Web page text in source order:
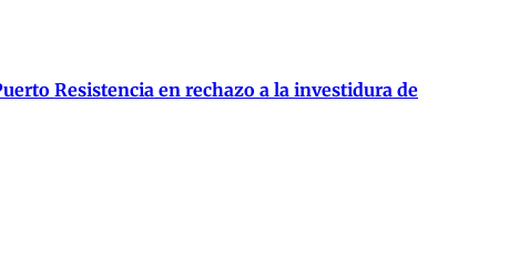
Resistencia en rechazo a la investidura de